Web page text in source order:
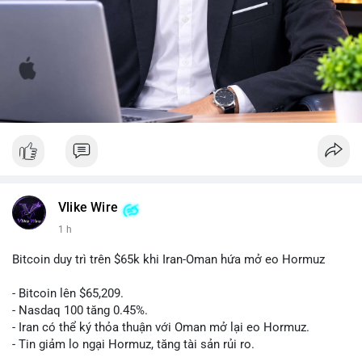
Vlike Wire
1 h
Bitcoin duy trì trên $65k khi Iran-Oman hứa mở eo Hormuz
- Bitcoin lên $65,209.
- Nasdaq 100 tăng 0.45%.
- Iran có thể ký thỏa thuận với Oman mở lại eo Hormuz.
- Tin giảm lo ngại Hormuz, tăng tài sản rủi ro.